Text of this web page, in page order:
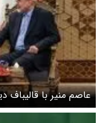
عاصم منیر با قالیباف